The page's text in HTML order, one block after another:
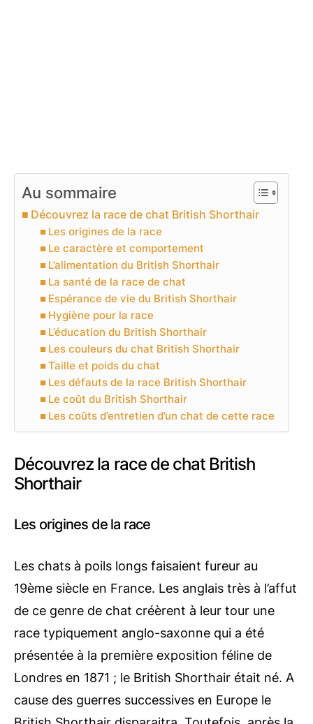
Au sommaire
Découvrez la race de chat British Shorthair
Les origines de la race
Le caractère et comportement
L’alimentation du British Shorthair
La santé de la race de chat
Espérance de vie du British Shorthair
Hygiène pour la race
L’éducation du British Shorthair
Les couleurs du chat British Shorthair
Taille et poids du chat
Les défauts de la race British Shorthair
Le coût du British Shorthair
Les coûts d’entretien d’un chat de cette race
Découvrez la race de chat British
Shorthair
Les origines de la race
Les chats à poils longs faisaient fureur au
19ème siècle en France. Les anglais très à l’affut
de ce genre de chat créèrent à leur tour une
race typiquement anglo-saxonne qui a été
présentée à la première exposition féline de
Londres en 1871 ; le British Shorthair était né. A
cause des guerres successives en Europe le